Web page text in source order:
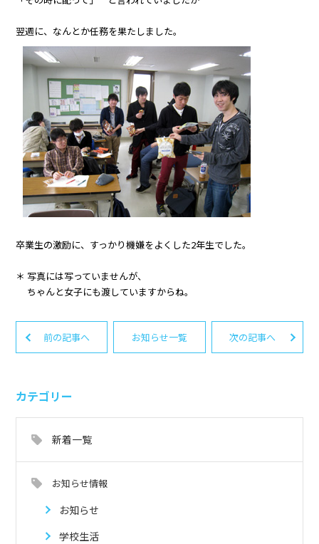
翌週に、なんとか任務を果たしました。
卒業生の激励に、すっかり機嫌をよくした2年生でした。
＊ 写真には写っていませんが、
ちゃんと女子にも渡していますからね。
前の記事へ お知らせ一覧 次の記事へ
カテゴリー
新着一覧
お知らせ情報
お知らせ
学校生活